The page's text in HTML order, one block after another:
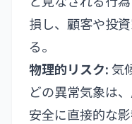
損し、顧客や投
る。
物理的リスク: 気
どの異常気象は
安全に直接的な